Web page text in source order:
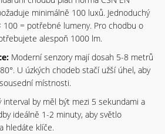
minimálně 100 luxů. Jednoduchý
100 = potřebné lumeny. Pro chodbu o
alespoň 1000 lm.
Moderní senzory mají dosah 5-8 metrů
U úzkých chodeb stačí užší úhel, aby
místnosti.
interval by měl být mezi 5 sekundami a
ideálně 1-2 minuty, aby světlo
hledáte klíče.